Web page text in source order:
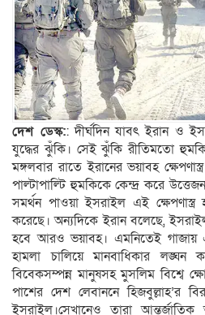
দেশ ডেস্ক:: দীর্ঘদিন যাবৎ ইরান ও
যুদ্ধের ঝুঁকি। সেই ঝুঁকি রীতিমতো
মঙ্গলবার রাতে ইরানের ভয়াবহ
পাল্টাপাল্টি হুমকিকে কেন্দ্র করে
সমর্থন পাওয়া ইসরাইল এই ক্ষেপণাস্ত্র
করেছে। অন্যদিকে ইরান বলেছে,
হবে আরও ভয়াবহ। এমনিতেই গাজায়
হামলা চালিয়ে মানবাধিকার
বিবেকসম্পন্ন মানুষসহ মুসলিম বিশ্বে
পাশের দেশ লেবাননে হিজবুল্লাহ’র
ইসরাইল।সেখানেও তারা